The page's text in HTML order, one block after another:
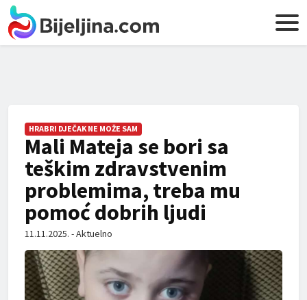
HRABRI DJEČAK NE MOŽE SAM
Mali Mateja se bori sa
teškim zdravstvenim
problemima, treba mu
pomoć dobrih ljudi
11.11.2025. - Aktuelno